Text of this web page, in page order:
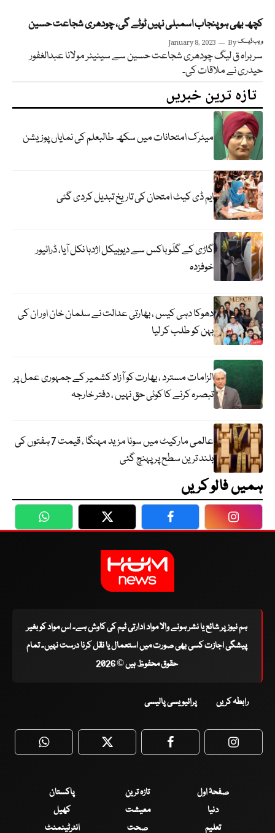
کچھ بھی ہو پنجاب اسمبلی نہیں ٹوٹے گی، چودھری شجاعت حسین
January 8, 2023 Byویب ڈیسک
سربراہ ق لیگ چودھری شجاعت حسین سے سینیٹر مولانا عبدالغفور
حیدری نے ملاقات کی۔
تازہ ترین خبریں
میٹرک امتحانات میں سکھ طالبعلم کی نمایاں پوزیشن
ایم ڈی کیٹ امتحان کی تاریخ تبدیل کردی گئی
گاڑی کے گلَو باکس سے دیوہیکل اژدہا نکل آیا، ڈرائیور
خوفزدہ
دھوکا دہی کیس ، بھارتی عدالت نے سلمان خان اور ان کی
بہن کو طلب کر لیا
الزامات مسترد ، بھارت کو آزاد کشمیر کے جمہوری عمل پر
تبصرہ کرنے کا کوئی حق نہیں ، دفتر خارجہ
عالمی مارکیٹ میں سونا مزید مہنگا ، قیمت 7 ہفتوں کی
بلند ترین سطح پر پہنچ گئی
ہمیں فالو کریں
WhatsApp Twitter Facebook
ہم نیوز پر شائع یا نشر ہونے والا مواد ادارتی ٹیم کی کاوش ہے۔ اس مواد کو بغیر
پیشگی اجازت کسی بھی صورت میں استعمال یا نقل کرنا درست نہیں۔ تمام
حقوق محفوظ ہیں © 2026
رابطہ کریں پرائیویسی پالیسی
WhatsApp Twitter Facebook
صفحۂ اول تازہ ترین
پاکستان
دنیا
معیشت
کھیل
تعلیم
صحت انٹرٹینمنٹ